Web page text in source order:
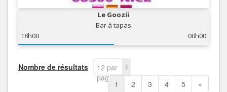
Le Goozii
Bar à tapas
18h00
00h00
Nombre de résultats
12 par
page
1 2 3 4 5 »